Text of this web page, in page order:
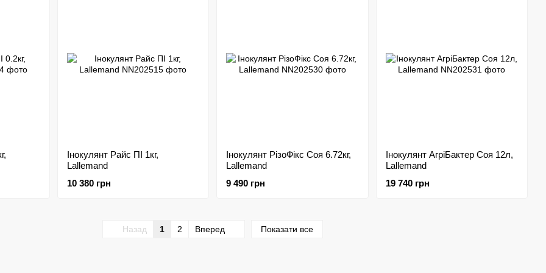
Інокулянт Райс ПІ 1кг,
Lallemand
10 380 грн
Інокулянт РізоФікс Соя 6.72кг,
Lallemand
9 490 грн
Інокулянт АгріБактер Соя 12л,
Lallemand
19 740 грн
Назад 1 2 Вперед Показати все